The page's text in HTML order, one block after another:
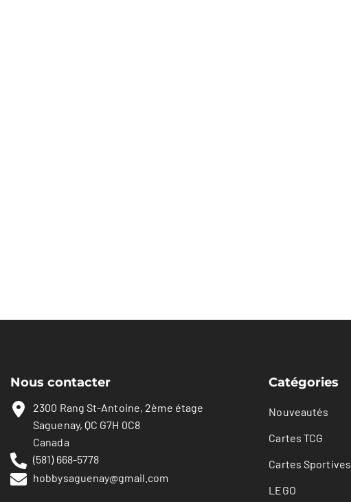
Nous contacter
2300 Rang St-Antoine, 2ème étage
Saguenay, QC G7H 0C8
Canada
(581) 668-5778
hobbysaguenay@gmail.com
Catégories
Nouveautés
Cartes TCG
Cartes Sportives
LEGO